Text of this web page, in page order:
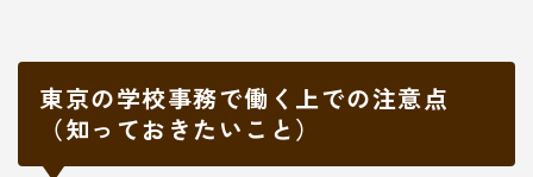
東京の学校事務で働く上での注意点
（知っておきたいこと）